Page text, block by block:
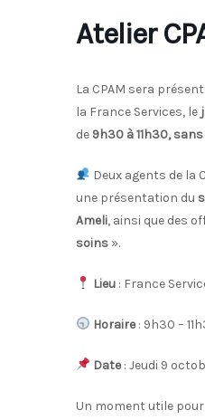
Atelier
La CPAM sera
la France Services, le
de 9h30 à 11h30,
Deux agents de la
une présentation du
Ameli, ainsi que des
soins ».
Lieu: France
Horaire: 9h30 –
Date: Jeudi 9
Un moment utile